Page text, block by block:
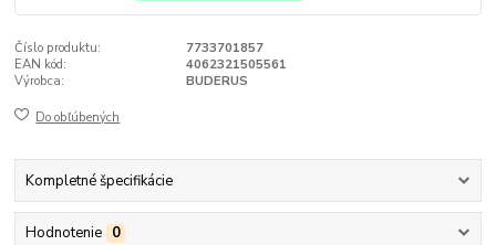
Číslo produktu:
7733701857
EAN kód:
4062321505561
Výrobca:
BUDERUS
Do obľúbených
Kompletné špecifikácie
Hodnotenie 0